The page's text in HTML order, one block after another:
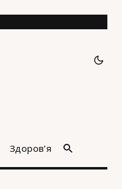
Здоров’я